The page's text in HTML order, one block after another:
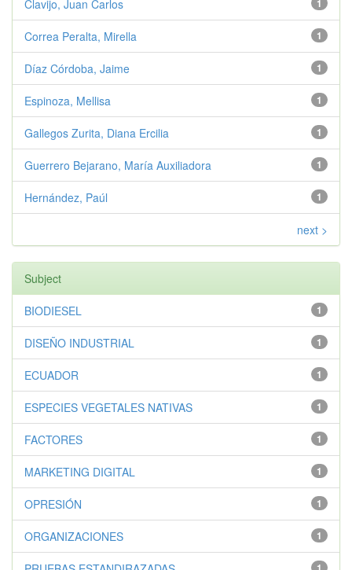
1
Clavijo, Juan Carlos
1
Correa Peralta, Mirella
1
Díaz Córdoba, Jaime
1
Espinoza, Mellisa
1
Gallegos Zurita, Diana Ercilia
1
Guerrero Bejarano, María Auxiliadora
1
Hernández, Paúl
next >
Subject
1
BIODIESEL
1
DISEÑO INDUSTRIAL
1
ECUADOR
1
ESPECIES VEGETALES NATIVAS
1
FACTORES
1
MARKETING DIGITAL
1
OPRESIÓN
1
ORGANIZACIONES